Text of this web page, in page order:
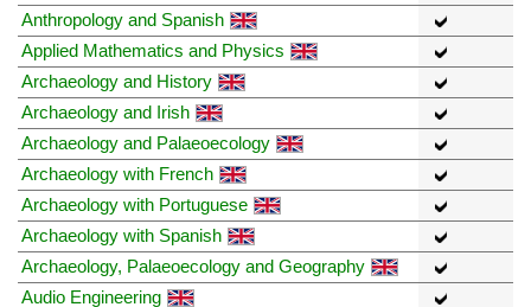
Anthropology and Spanish
Applied Mathematics and Physics
Archaeology and History
Archaeology and Irish
Archaeology and Palaeoecology
Archaeology with French
Archaeology with Portuguese
Archaeology with Spanish
Archaeology, Palaeoecology and Geography
Audio Engineering